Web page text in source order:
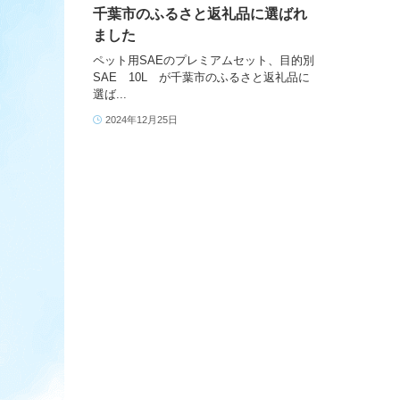
千葉市のふるさと返礼品に選ばれ
ました
ペット用SAEのプレミアムセット、目的別
SAE 10L が千葉市のふるさと返礼品に
選ば...
2024年12月25日